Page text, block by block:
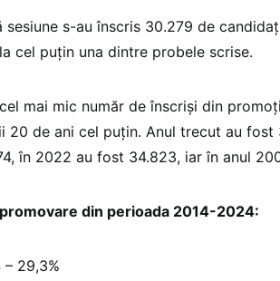
sesiune s-au înscris 30.279 de
cel puțin una dintre probele scrise.
mai mic număr de înscriși din
20 de ani cel puțin. Anul trecut au
în 2022 au fost 34.823, iar în anul
din perioada 2014-2024:
29,3%